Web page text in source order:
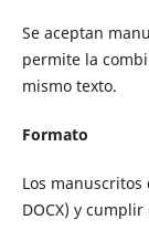
Se aceptan
permite la
mismo texto.
Formato
Los
DOCX) y